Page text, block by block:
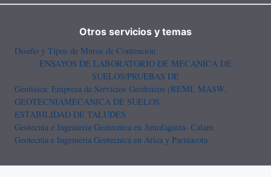
Otros servicios y temas
Diseño y Tipos de Muros de Contencion
ENSAYOS DE LABORATORIO DE MECANICA DE
SUELOS/PRUEBAS DE
Geofisica: Empresa de Servicios Geofisicos (REMI, MASW,
GEOTECNIAMECANICA DE SUELOS
ESTABILIDAD DE TALUDES
Geotecnia e Ingenieria Geotecnica en Antofagasta- Calam
Geotecnia e Ingenieria Geotecnica en Arica y Parinacota